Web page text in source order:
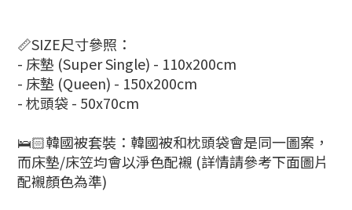
📏SIZE尺寸參照：
- 床墊 (Super Single) - 110x200cm
- 床墊 (Queen) - 150x200cm
- 枕頭袋 - 50x70cm
🛌🏻韓國被套裝：韓國被和枕頭袋會是同一圖案，
而床墊/床笠均會以淨色配襯 (詳情請參考下面圖片
配襯顏色為準)